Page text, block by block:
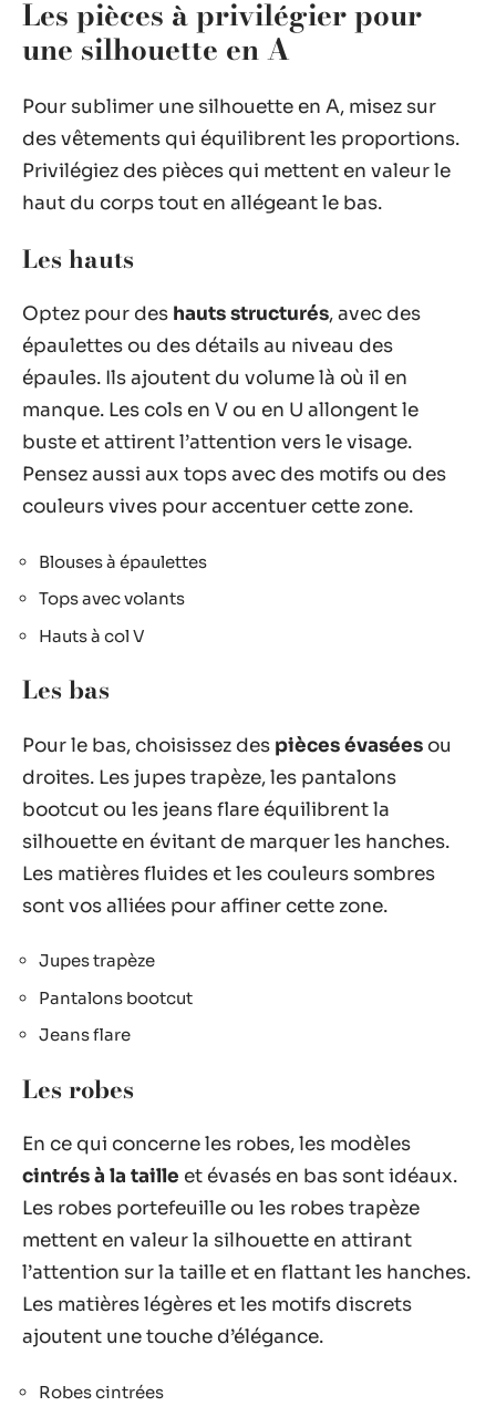
Les pièces à privilégier pour
une silhouette en A
Pour sublimer une silhouette en A, misez sur
des vêtements qui équilibrent les proportions.
Privilégiez des pièces qui mettent en valeur le
haut du corps tout en allégeant le bas.
Les hauts
Optez pour des hauts structurés, avec des
épaulettes ou des détails au niveau des
épaules. Ils ajoutent du volume là où il en
manque. Les cols en V ou en U allongent le
buste et attirent l’attention vers le visage.
Pensez aussi aux tops avec des motifs ou des
couleurs vives pour accentuer cette zone.
Blouses à épaulettes
Tops avec volants
Hauts à col V
Les bas
Pour le bas, choisissez des pièces évasées ou
droites. Les jupes trapèze, les pantalons
bootcut ou les jeans flare équilibrent la
silhouette en évitant de marquer les hanches.
Les matières fluides et les couleurs sombres
sont vos alliées pour affiner cette zone.
Jupes trapèze
Pantalons bootcut
Jeans flare
Les robes
En ce qui concerne les robes, les modèles
cintrés à la taille et évasés en bas sont idéaux.
Les robes portefeuille ou les robes trapèze
mettent en valeur la silhouette en attirant
l’attention sur la taille et en flattant les hanches.
Les matières légères et les motifs discrets
ajoutent une touche d’élégance.
Robes cintrées